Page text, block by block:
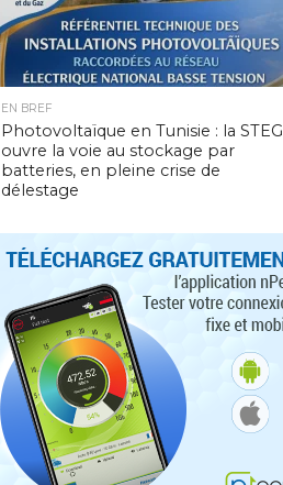
EN BREF
Photovoltaïque en Tunisie : la STEG
ouvre la voie au stockage par
batteries, en pleine crise de
délestage